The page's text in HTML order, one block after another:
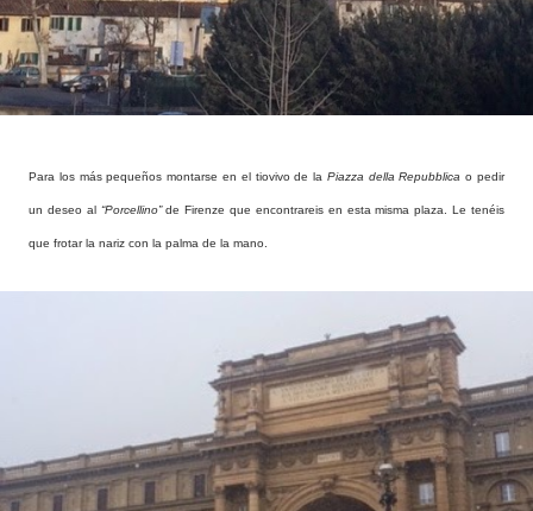
Para los más pequeños montarse en el tiovivo de la Piazza della Repubblica o pedir
un deseo al “Porcellino”de Firenze que encontrareis en esta misma plaza. Le tenéis
que frotar la nariz con la palma de la mano.